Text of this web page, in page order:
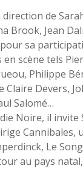
de
Brook, Jean
sa
scène tels
ou, Philippe
Devers,
Salomé…
Noire, il invite
Cannibales,
, Le
au pays natal